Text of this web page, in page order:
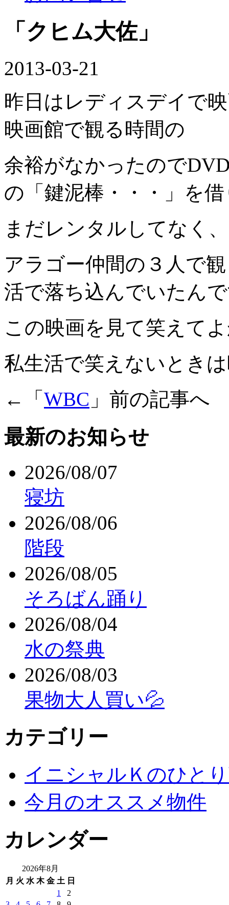
「クヒム大佐」
2013-03-21
昨日はレディスデイで
映画館で観る時間の
余裕がなかったので
の「鍵泥棒・・・」を
まだレンタルしてなく
アラゴー仲間の３人で
活で落ち込んでいたん
この映画を見て笑えて
私生活で笑えないとき
←「 WBC 」前の記事
最新のお知らせ
2026/08/07
寝坊
2026/08/06
階段
2026/08/05
そろばん踊り
2026/08/04
水の祭典
2026/08/03
果物大人買い💦
カテゴリー
イニシャルＫのひと
今月のオススメ物件
カレンダー
2026年8月
月 火 水 木 金 土 日
1
2